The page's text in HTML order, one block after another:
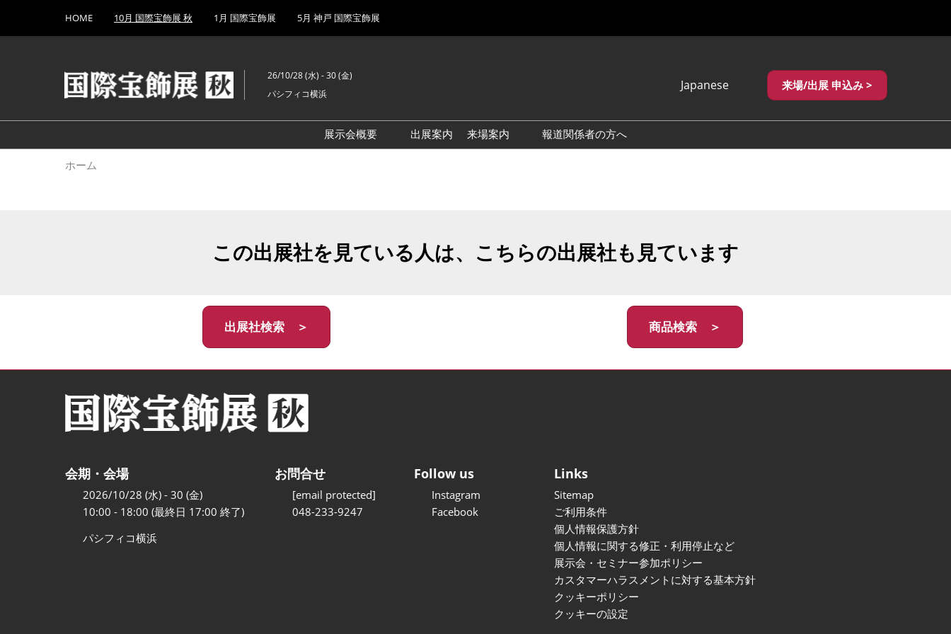
キ
し
て
to
HOME 10月 国際宝飾展 秋 1月 国際宝飾展 5月 神戸 国際宝飾展
26/10/28 (水) - 30 (金)
パシフィコ横浜
Japanese
繁體中文
来場/出展 申込み >
展示会概要
出展案内
来場案内
報道関係者の方へ
ホーム
この出展社を見ている人は、こちらの出展社も見ています
出展社検索 ＞ 商品検索 ＞
会期・会場
2026/10/28 (水) - 30 (金)
10:00 - 18:00 (最終日 17:00 終了)
パシフィコ横浜
お問合せ
[email protected]
048-233-9247
Follow us
Instagram
Facebook
Links
Sitemap
ご利用条件
個人情報保護方針
個人情報に関する修正・利用停止など
展示会・セミナー参加ポリシー
カスタマーハラスメントに対する基本方針
クッキーポリシー
クッキーの設定